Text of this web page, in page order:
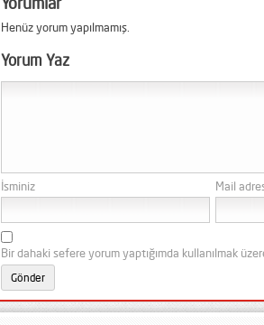
Henüz yorum yapılmamış.
Yorum Yaz
İsminiz Mail
Bir dahaki sefere yorum yaptığımda kullanılmak